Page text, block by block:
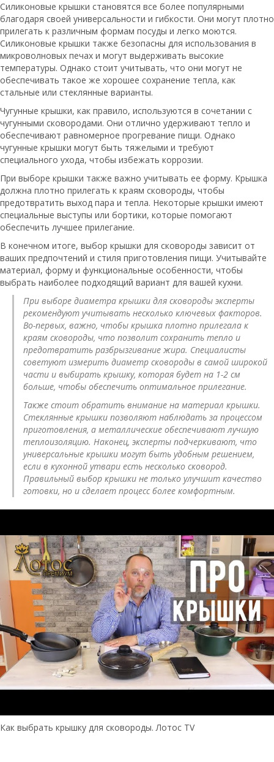
Силиконовые крышки становятся все более популярными
благодаря своей универсальности и гибкости. Они могут плотно
прилегать к различным формам посуды и легко моются.
Силиконовые крышки также безопасны для использования в
микроволновых печах и могут выдерживать высокие
температуры. Однако стоит учитывать, что они могут не
обеспечивать такое же хорошее сохранение тепла, как
стальные или стеклянные варианты.
Чугунные крышки, как правило, используются в сочетании с
чугунными сковородами. Они отлично удерживают тепло и
обеспечивают равномерное прогревание пищи. Однако
чугунные крышки могут быть тяжелыми и требуют
специального ухода, чтобы избежать коррозии.
При выборе крышки также важно учитывать ее форму. Крышка
должна плотно прилегать к краям сковороды, чтобы
предотвратить выход пара и тепла. Некоторые крышки имеют
специальные выступы или бортики, которые помогают
обеспечить лучшее прилегание.
В конечном итоге, выбор крышки для сковороды зависит от
ваших предпочтений и стиля приготовления пищи. Учитывайте
материал, форму и функциональные особенности, чтобы
выбрать наиболее подходящий вариант для вашей кухни.
При выборе диаметра крышки для сковороды эксперты
рекомендуют учитывать несколько ключевых факторов.
Во-первых, важно, чтобы крышка плотно прилегала к
краям сковороды, что позволит сохранить тепло и
предотвратить разбрызгивание жира. Специалисты
советуют измерить диаметр сковороды в самой широкой
части и выбирать крышку, которая будет на 1-2 см
больше, чтобы обеспечить оптимальное прилегание.
Также стоит обратить внимание на материал крышки.
Стеклянные крышки позволяют наблюдать за процессом
приготовления, а металлические обеспечивают лучшую
теплоизоляцию. Наконец, эксперты подчеркивают, что
универсальные крышки могут быть удобным решением,
если в кухонной утвари есть несколько сковород.
Правильный выбор крышки не только улучшит качество
готовки, но и сделает процесс более комфортным.
Как выбрать крышку для сковороды. Лотос TV